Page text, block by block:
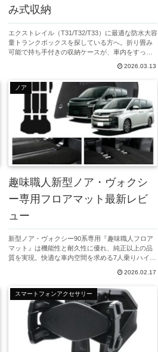
み式収納
エクストレイル（T31/T32/T33）に最適な防水大容
量トランクボックスを探している方へ。折り畳み
可能で持ち手付きの収納ケースが、車内をすっき
2026.03.13
ノア
趣味職人新型ノア・ヴォクシ
ー専用フロアマット最新レビ
ュー
新型ノア・ヴォクシー90系専用『趣味職人フロア
マット』は機能性と耐久性に優れ、純正以上の品
質を実現。快適な車内空間を求める7人乗りハイブ
2026.02.17
スマートフォンアクセサリー